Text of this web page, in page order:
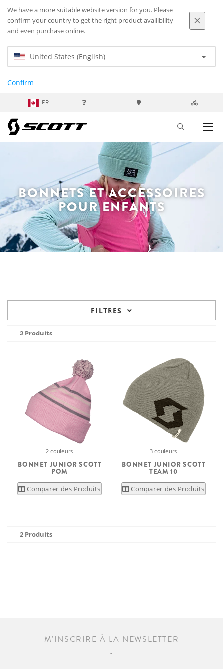
We have a more suitable website version for you. Please
confirm your country to get the right product availibility
and even purchase online.
United States (English)
Confirm
FR
BONNETS ET ACCESSOIRES
POUR ENFANTS
FILTRES
2 Produits
2 couleurs
BONNET JUNIOR SCOTT
POM
Comparer des Produits
3 couleurs
BONNET JUNIOR SCOTT
TEAM 10
Comparer des Produits
2 Produits
M'INSCRIRE À LA NEWSLETTER